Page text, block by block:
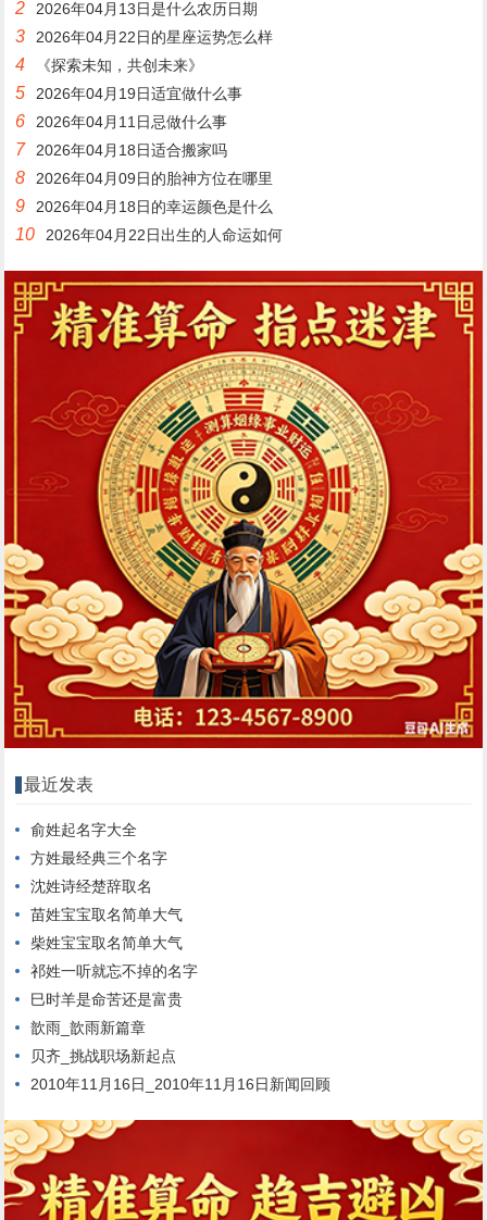
2 2026年04月13日是什么农历日期
3 2026年04月22日的星座运势怎么样
4 《探索未知，共创未来》
5 2026年04月19日适宜做什么事
6 2026年04月11日忌做什么事
7 2026年04月18日适合搬家吗
8 2026年04月09日的胎神方位在哪里
9 2026年04月18日的幸运颜色是什么
10 2026年04月22日出生的人命运如何
最近发表
俞姓起名字大全
方姓最经典三个名字
沈姓诗经楚辞取名
苗姓宝宝取名简单大气
柴姓宝宝取名简单大气
祁姓一听就忘不掉的名字
巳时羊是命苦还是富贵
歆雨_歆雨新篇章
贝齐_挑战职场新起点
2010年11月16日_2010年11月16日新闻回顾